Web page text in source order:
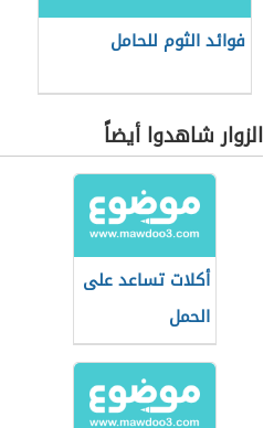
فوائد الثوم للحامل
الزوار شاهدوا أيضاً
أكلات تساعد على
الحمل